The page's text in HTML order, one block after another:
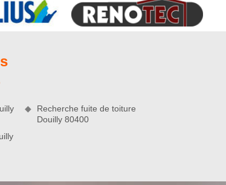
à notre
de
Recherche fuite de toiture
Douilly 80400